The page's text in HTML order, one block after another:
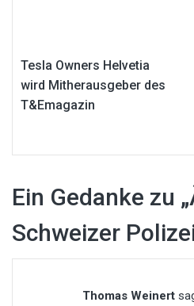
Tesla Owners Helvetia
wird Mitherausgeber des
T&Emagazin
Ein Gedanke zu „
Schweizer
Thomas Weinert